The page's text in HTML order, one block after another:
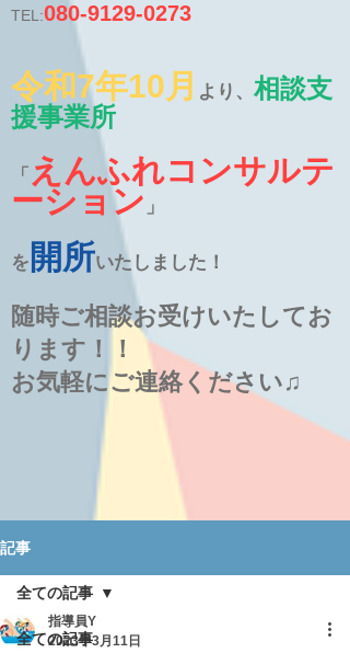
TEL:080-9129-0273
令和7年10月 より、 相談支
援事業所
「 えんふれコンサルテ
ーション 」
を 開所いたしました！
随時ご相談お受けいたしてお
ります！！
お気軽にご連絡ください♫
記事
全ての記事
全ての記事
指導員Y
2023年3月11日